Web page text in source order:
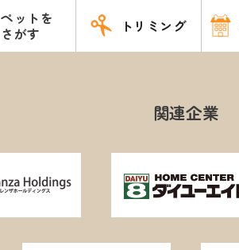
ペットを
さがす
トリミング
関連企業